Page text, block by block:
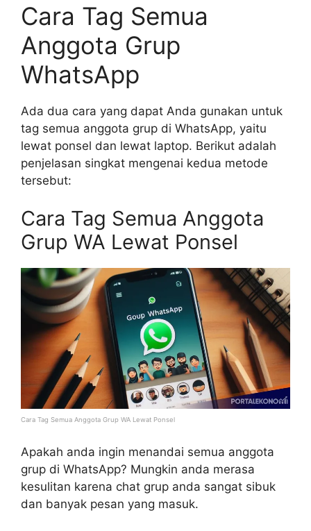
Cara Tag Semua
Anggota Grup
WhatsApp
Ada dua cara yang dapat Anda gunakan untuk
tag semua anggota grup di WhatsApp, yaitu
lewat ponsel dan lewat laptop. Berikut adalah
penjelasan singkat mengenai kedua metode
tersebut:
Cara Tag Semua Anggota
Grup WA Lewat Ponsel
Cara Tag Semua Anggota Grup WA Lewat Ponsel
Apakah anda ingin menandai semua anggota
grup di WhatsApp? Mungkin anda merasa
kesulitan karena chat grup anda sangat sibuk
dan banyak pesan yang masuk.